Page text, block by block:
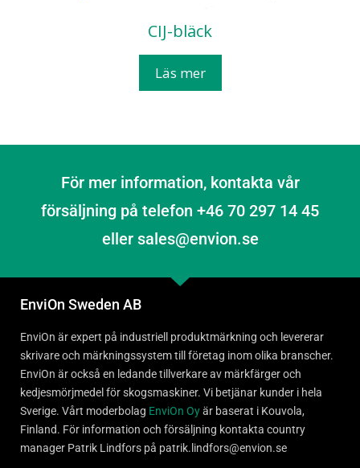
CIJ-bläck
Läs mer
För mer information, kontakta vår
försäljning på telefon +46 70 297 14 45
eller sales@envion.se
EnviOn Sweden AB
EnviOn är expert på industriell produktmärkning och levererar
skrivare och märkningssystem till företag inom olika branscher.
EnviOn är också en ledande tillverkare av märkfärger och
kedjesmörjmedel för skogsmaskiner. Vi betjänar kunder i hela
Sverige. Vårt moderbolag EnviOn Oyär baserat i Kouvola,
Finland. För information och försäljning kontakta country
manager Patrik Lindfors på patrik.lindfors@envion.se